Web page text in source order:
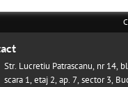
Str. Lucretiu Patrascanu, nr 14,
scara 1, etaj 2, ap. 7, sector 3,